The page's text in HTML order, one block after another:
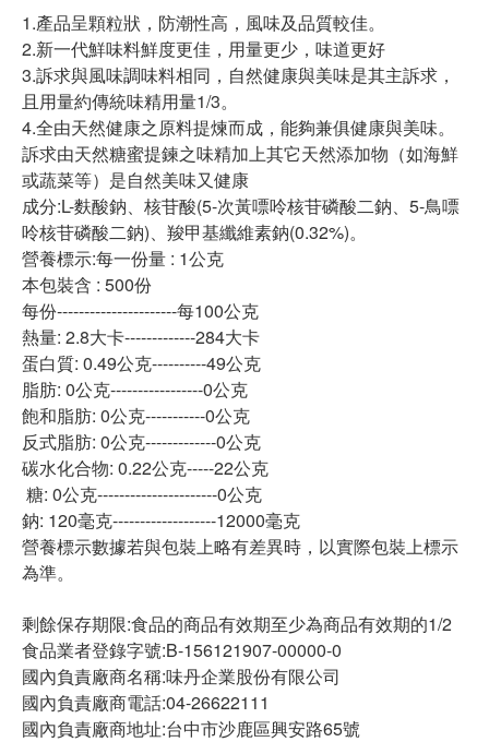
1.產品呈顆粒狀，防潮性高，風味及品質較佳。
2.新一代鮮味料鮮度更佳，用量更少，味道更好
3.訴求與風味調味料相同，自然健康與美味是其主訴求，
且用量約傳統味精用量1/3。
4.全由天然健康之原料提煉而成，能夠兼俱健康與美味。
訴求由天然糖蜜提鍊之味精加上其它天然添加物（如海鮮
或蔬菜等）是自然美味又健康
成分:L-麩酸鈉、核苷酸(5-次黃嘌呤核苷磷酸二鈉、5-鳥嘌
呤核苷磷酸二鈉)、羧甲基纖維素鈉(0.32%)。
營養標示:每一份量 : 1公克
本包裝含 : 500份
每份----------------------每100公克
熱量: 2.8大卡-------------284大卡
蛋白質: 0.49公克----------49公克
脂肪: 0公克-----------------0公克
飽和脂肪: 0公克-----------0公克
反式脂肪: 0公克-------------0公克
碳水化合物: 0.22公克-----22公克
糖: 0公克----------------------0公克
鈉: 120毫克-------------------12000毫克
營養標示數據若與包裝上略有差異時，以實際包裝上標示
為準。
剩餘保存期限:食品的商品有效期至少為商品有效期的1/2
食品業者登錄字號:B-156121907-00000-0
國內負責廠商名稱:味丹企業股份有限公司
國內負責廠商電話:04-26622111
國內負責廠商地址:台中市沙鹿區興安路65號